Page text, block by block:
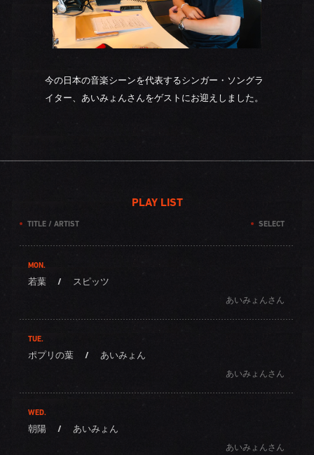
今の日本の音楽シーンを代表するシンガー・ソングラ
イター、あいみょんさんをゲストにお迎えしました。
PLAY LIST
TITLE / ARTIST SELECT
MON.
若葉 / スピッツ
あいみょんさん
TUE.
ポプリの葉 / あいみょん
あいみょんさん
WED.
朝陽 / あいみょん
あいみょんさん